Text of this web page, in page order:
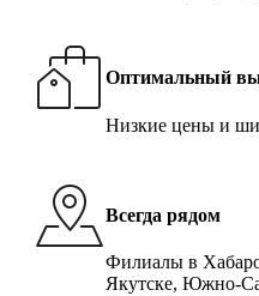
Оптимальный
Низкие цены и
Всегда рядом
Филиалы в
Якутске, Южно-